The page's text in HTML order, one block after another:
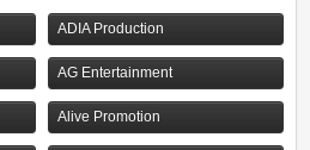
ADIA Production
AG Entertainment
Alive Promotion